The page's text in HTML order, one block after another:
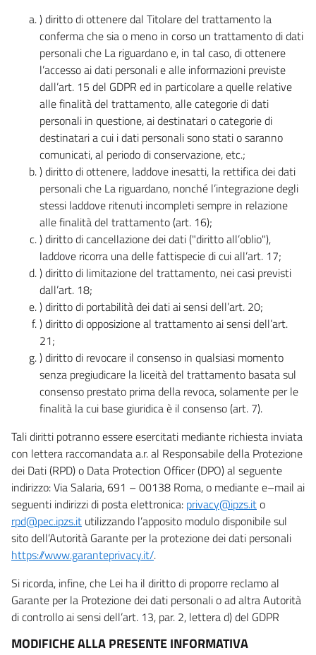
) diritto di ottenere dal Titolare del trattamento la
conferma che sia o meno in corso un trattamento di dati
personali che La riguardano e, in tal caso, di ottenere
l’accesso ai dati personali e alle informazioni previste
dall’art. 15 del GDPR ed in particolare a quelle relative
alle finalità del trattamento, alle categorie di dati
personali in questione, ai destinatari o categorie di
destinatari a cui i dati personali sono stati o saranno
comunicati, al periodo di conservazione, etc.;
) diritto di ottenere, laddove inesatti, la rettifica dei dati
personali che La riguardano, nonché l’integrazione degli
stessi laddove ritenuti incompleti sempre in relazione
alle finalità del trattamento (art. 16);
) diritto di cancellazione dei dati ("diritto all’oblio"),
laddove ricorra una delle fattispecie di cui all’art. 17;
) diritto di limitazione del trattamento, nei casi previsti
dall’art. 18;
) diritto di portabilità dei dati ai sensi dell’art. 20;
) diritto di opposizione al trattamento ai sensi dell’art.
21;
) diritto di revocare il consenso in qualsiasi momento
senza pregiudicare la liceità del trattamento basata sul
consenso prestato prima della revoca, solamente per le
finalità la cui base giuridica è il consenso (art. 7).
Tali diritti potranno essere esercitati mediante richiesta inviata
con lettera raccomandata a.r. al Responsabile della Protezione
dei Dati (RPD) o Data Protection Officer (DPO) al seguente
indirizzo: Via Salaria, 691 – 00138 Roma, o mediante e–mail ai
seguenti indirizzi di posta elettronica: privacy@ipzs.ito
rpd@pec.ipzs.it utilizzando l’apposito modulo disponibile sul
sito dell’Autorità Garante per la protezione dei dati personali
https://www.garanteprivacy.it/.
Si ricorda, infine, che Lei ha il diritto di proporre reclamo al
Garante per la Protezione dei dati personali o ad altra Autorità
di controllo ai sensi dell’art. 13, par. 2, lettera d) del GDPR
MODIFICHE ALLA PRESENTE INFORMATIVA